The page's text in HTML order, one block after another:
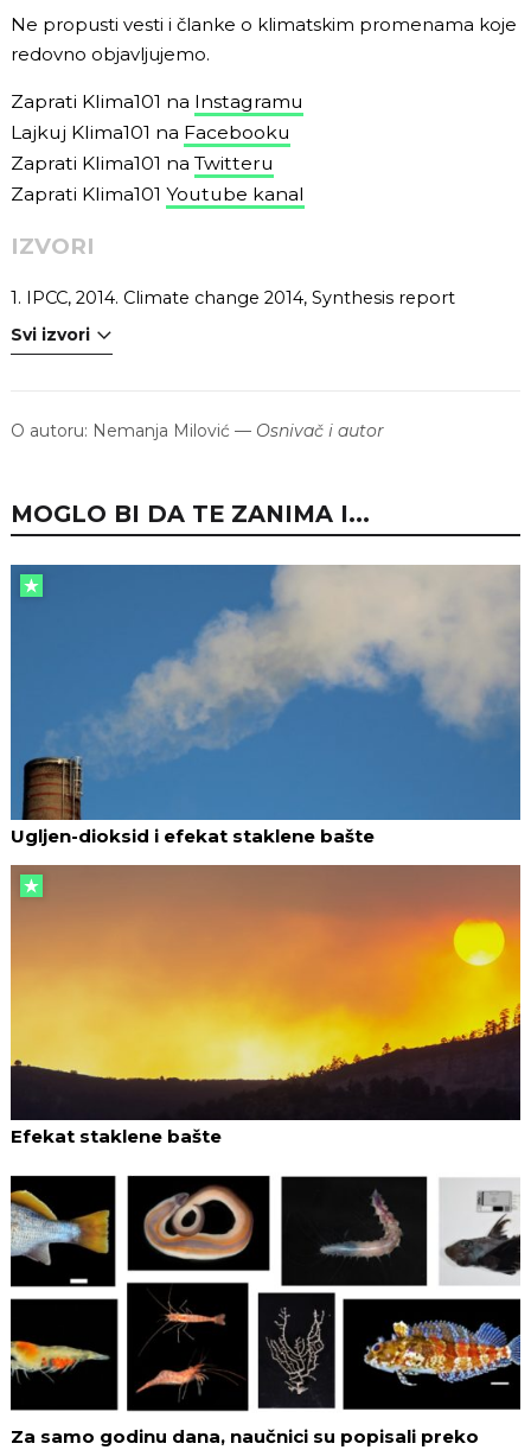
Ne propusti vesti i članke o klimatskim promenama koje
redovno objavljujemo.
Zaprati Klima101 na Instagramu
Lajkuj Klima101 na Facebooku
Zaprati Klima101 na Twitteru
Zaprati Klima101 Youtube kanal
IZVORI
1.
IPCC, 2014. Climate change 2014, Synthesis report
Svi izvori
O autoru: Nemanja Milović — Osnivač i autor
MOGLO BI DA TE ZANIMA I...
Ugljen-dioksid i efekat staklene bašte
Efekat staklene bašte
Za samo godinu dana, naučnici su popisali preko